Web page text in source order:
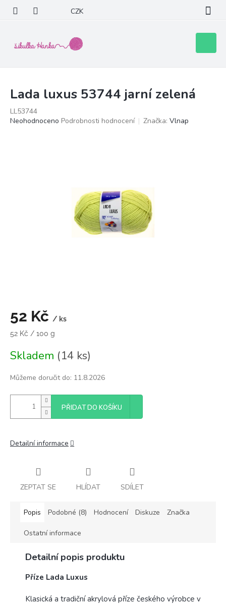
obsah
CZK
košík
Lada luxus 53744 jarní zelená
LL53744
Průměrné
Neohodnoceno Podrobnosti hodnocení Značka: Vlnap
52 Kč / ks
Měrná
52 Kč / 100 g
Skladem (14 ks)
Můžeme doručit do: 11.8.2026
PŘIDAT DO KOŠÍKU
Detailní informace
ZEPTAT SE HLÍDAT SDÍLET
Popis Podobné (8) Hodnocení Diskuze Značka
Ostatní informace
Detailní popis produktu
Příze Lada Luxus
Klasická a tradiční akrylová příze českého výrobce v